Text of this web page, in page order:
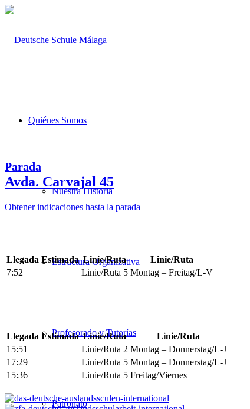
Quiénes Somos
Nuestra Historia
Estructura Organizativa
Profesorado y Tutorías
Patronato
Parada
Avda. Carvajal 45
Obtener indicaciones hasta la parada
Llegada Estimada Linie/Ruta
Linie/Ruta
7:52
Linie/Ruta 5 Montag – Freitag/L-V
Llegada Estimada Linie/Ruta
Linie/Ruta
15:51
Linie/Ruta 2 Montag – Donnerstag/L-J
17:29
Linie/Ruta 5 Montag – Donnerstag/L-J
15:36
Linie/Ruta 5 Freitag/Viernes